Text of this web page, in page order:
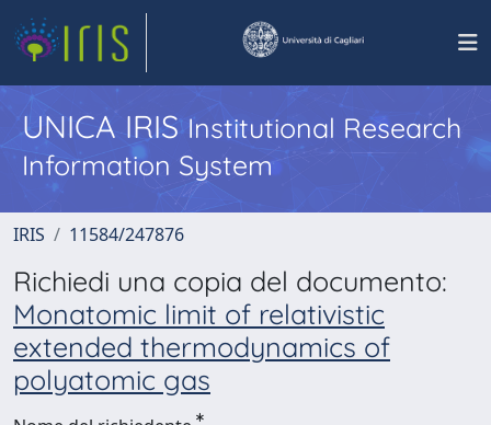
UNICA IRISInstitutional Research
Information System
IRIS 11584/247876
Richiedi una copia del documento:
Monatomic limit of relativistic
extended thermodynamics of
polyatomic gas